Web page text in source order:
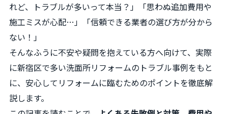
れど、トラブルが多いって本当？」「思わぬ追加費用や
施工ミスが心配…」「信頼できる業者の選び方が分から
ない！」
そんなふうに不安や疑問を抱えている方へ向けて、実際
に新宿区で多い洗面所リフォームのトラブル事例をもと
に、安心してリフォームに臨むためのポイントを徹底解
説します。